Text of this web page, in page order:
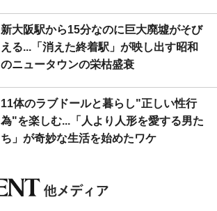
新大阪駅から15分なのに巨大廃墟がそび
える...「消えた終着駅」が映し出す昭和
のニュータウンの栄枯盛衰
11体のラブドールと暮らし"正しい性行
為"を楽しむ...「人より人形を愛する男た
ち」が奇妙な生活を始めたワケ